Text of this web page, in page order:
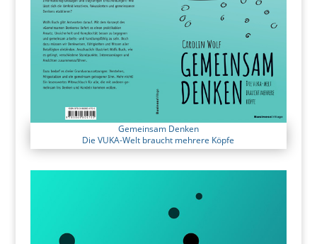
Gemeinsam Denken
Die VUKA-Welt braucht mehrere Köpfe